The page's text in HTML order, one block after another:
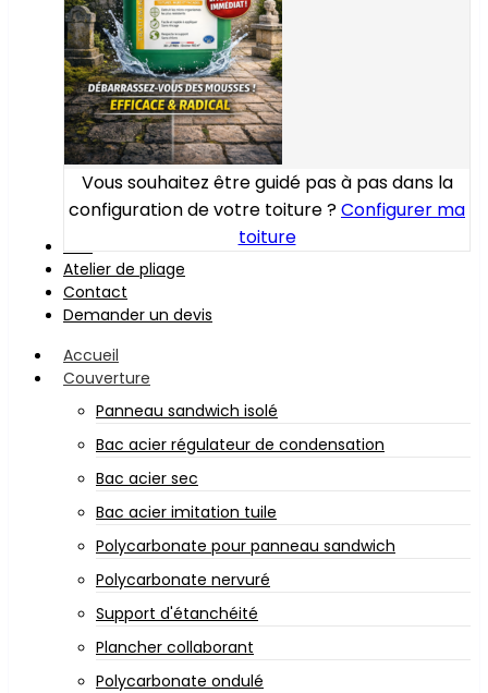
Vous souhaitez être guidé pas à pas dans la
configuration de votre toiture ?Configurer ma
toiture
Atelier de pliage
Contact
Demander un devis
Accueil
Couverture
Panneau sandwich isolé
Bac acier régulateur de condensation
Bac acier sec
Bac acier imitation tuile
Polycarbonate pour panneau sandwich
Polycarbonate nervuré
Support d'étanchéité
Plancher collaborant
Polycarbonate ondulé